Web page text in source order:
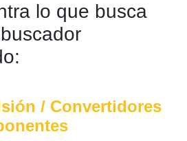
lo que busca
/ Convertidores